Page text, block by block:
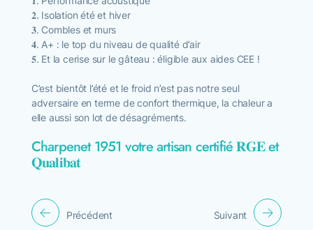
𝟐. Isolation été et hiver
𝟑. Combles et murs
𝟒. A+ : le top du niveau de qualité d’air
𝟓. Et la cerise sur le gâteau : éligible aux aides CEE !
C’est bientôt l’été et le froid n’est pas notre seul
adversaire en terme de confort thermique, la chaleur a
elle aussi son lot de désagréments.
Charpenet 1951 votre artisan certifié 𝐑𝐆𝐄 et
𝐐𝐮𝐚𝐥𝐢𝐛𝐚𝐭
Précédent Suivant